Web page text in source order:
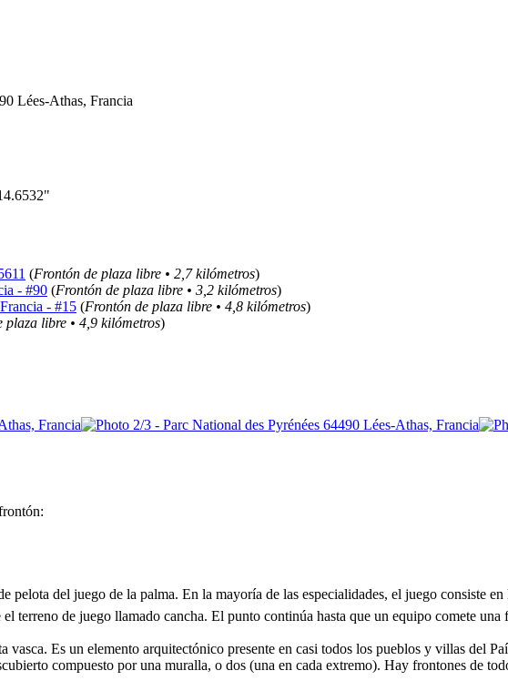
Lées-Athas, Francia
(Frontón de plaza libre • 2,7 kilómetros)
- #90 (Frontón de plaza libre • 3,2 kilómetros)
- #15 (Frontón de plaza libre • 4,8 kilómetros)
plaza libre • 4,9 kilómetros)
del juego de la palma. En la mayoría de las especialidades, el juego consiste
terreno de juego llamado cancha. El punto continúa hasta que un equipo comete
Es un elemento arquitectónico presente en casi todos los pueblos y villas del
compuesto por una muralla, o dos (una en cada extremo). Hay frontones de